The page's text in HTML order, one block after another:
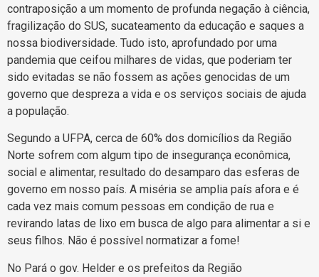
contraposição a um momento de profunda negação à ciência,
fragilização do SUS, sucateamento da educação e saques a
nossa biodiversidade. Tudo isto, aprofundado por uma
pandemia que ceifou milhares de vidas, que poderiam ter
sido evitadas se não fossem as ações genocidas de um
governo que despreza a vida e os serviços sociais de ajuda
a população.
Segundo a UFPA, cerca de 60% dos domicílios da Região
Norte sofrem com algum tipo de insegurança econômica,
social e alimentar, resultado do desamparo das esferas de
governo em nosso país. A miséria se amplia país afora e é
cada vez mais comum pessoas em condição de rua e
revirando latas de lixo em busca de algo para alimentar a si e
seus filhos. Não é possível normatizar a fome!
No Pará o gov. Helder e os prefeitos da Região